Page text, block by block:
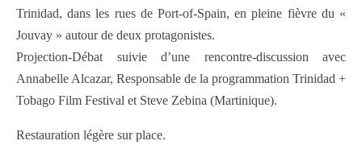
Trinidad, dans les rues de Port-of-Spain, en pleine fièvre du «
Jouvay » autour de deux protagonistes.
Projection-Débat suivie d’une rencontre-discussion avec
Annabelle Alcazar, Responsable de la programmation Trinidad +
Tobago Film Festival et Steve Zebina (Martinique).
Restauration légère sur place.